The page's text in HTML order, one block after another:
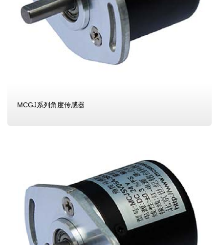
MCGJ系列角度传感器